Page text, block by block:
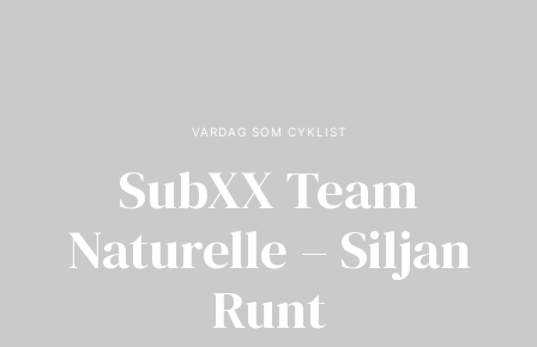
VARDAG SOM CYKLIST
SubXX Team
Naturelle – Siljan
Runt